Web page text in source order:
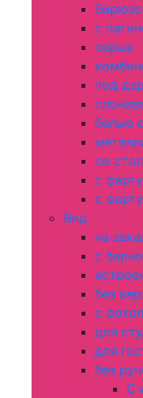
с
серые
под
белые
со
с
с
Вид
на
с
без
с
для
для
без
С